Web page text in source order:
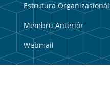
Estrutura Organizasionál
Membru Anteriór
Webmail